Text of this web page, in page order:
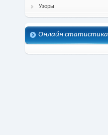
Узоры
Онлайн статистика